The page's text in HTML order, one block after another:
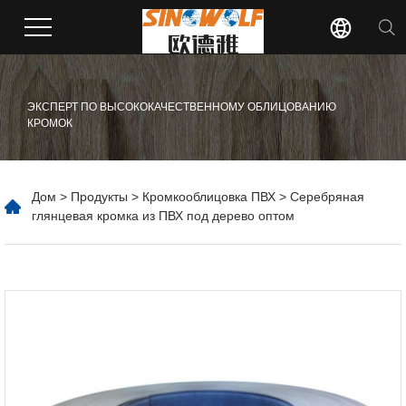
ЭКСПЕРТ ПО ВЫСОКОКАЧЕСТВЕННОМУ ОБЛИЦОВАНИЮ
КРОМОК
Дом > Продукты > Кромкооблицовка ПВХ > Серебряная
глянцевая кромка из ПВХ под дерево оптом